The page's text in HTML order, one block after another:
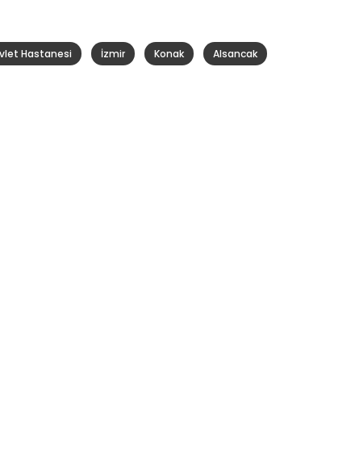
Hastanesi İzmir Konak Alsancak